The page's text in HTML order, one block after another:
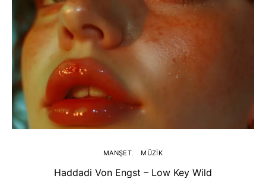
MANŞET MÜZIK
Haddadi Von Engst – Low Key Wild